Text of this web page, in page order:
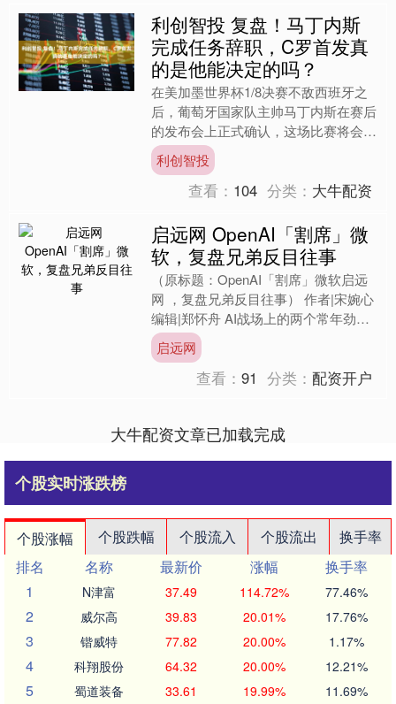
利创智投 复盘！马丁内斯
完成任务辞职，C罗首发真
的是他能决定的吗？
在美加墨世界杯1/8决赛不敌西班牙之
后，葡萄牙国家队主帅马丁内斯在赛后
的发布会上正式确认，这场比赛将会是
自己执教葡萄牙国家队的最后一场比
赛，同时他表示这标志着一....
利创智投
查看： 104 分类： 大牛配资
启远网 OpenAI「割席」微
软，复盘兄弟反目往事
（原标题：OpenAI「割席」微软启远
网 ，复盘兄弟反目往事） 作者|宋婉心
编辑|郑怀舟 AI战场上的两个常年劲敌
——OpenAI和谷歌——出人意料地站
到了一....
启远网
查看：91 分类：配资开户
大牛配资文章已加载完成
个股实时涨跌榜
个股涨幅 个股跌幅 个股流入 个股流出
换手率
排名
名称 最新价 涨幅
换手率
1
N津富 37.49 114.72% 77.46%
2 威尔高 39.83 20.01% 17.76%
3 锴威特 77.82 20.00% 1.17%
4 科翔股份 64.32 20.00% 12.21%
5 蜀道装备 33.61 19.99% 11.69%